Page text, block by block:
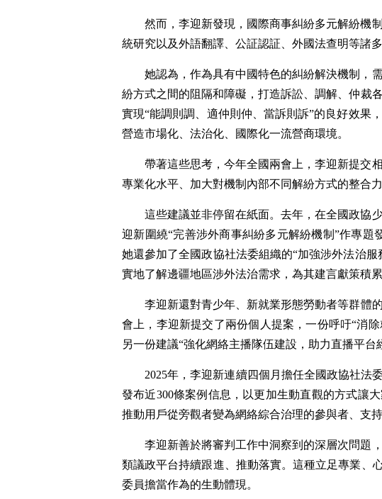
然而，李迎新發現，國際商事糾紛多元解紛機
統研究以及外語翻譯、公証認証、外國法查明等諸
她認為，作為具有中國特色的糾紛解決機制，
紛方式之間的阻隔和障礙，打造訴訟、調解、仲裁
實現“能調則調、適仲則仲、當訴則訴”的良好效果
營造市場化、法治化、國際化一流營商環境。
帶著這些思考，今年全國兩會上，李迎新提交
專業化水平、加大對機制內部不同解紛方式的整合
這些建議並非停留在紙面。去年，在全國政協
迎新圍繞“完善涉外商事糾紛多元解紛機制”作專題
她還參加了全國政協社法委組織的“加強涉外法治
實地了解邊疆地區涉外法治需求，為其建言獻策積
李迎新還對青少年、新就業形態勞動者等群體
會上，李迎新提交了兩份個人提案，一份呼吁“消除
另一份建議“強化網絡主播隊伍建設，助力直播平台
2025年，李迎新連續四個月擔任全國政協社法
發布近300條案例信息，以更加生動直觀的方式讓
推動用戶從旁觀者變為網絡綜合治理的參與者、支持
李迎新善於將審判工作中洞察到的深層次問題
類議政平台持續跟進、推動落實。這種立足專業、
委員擔當作為的生動體現。